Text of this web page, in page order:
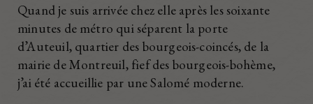
Quand je suis arrivée chez elle après les soixante
minutes de métro qui séparent la porte
d’Auteuil, quartier des bourgeois-coincés, de la
mairie de Montreuil, fief des bourgeois-bohème,
j’ai été accueillie par une Salomé moderne.